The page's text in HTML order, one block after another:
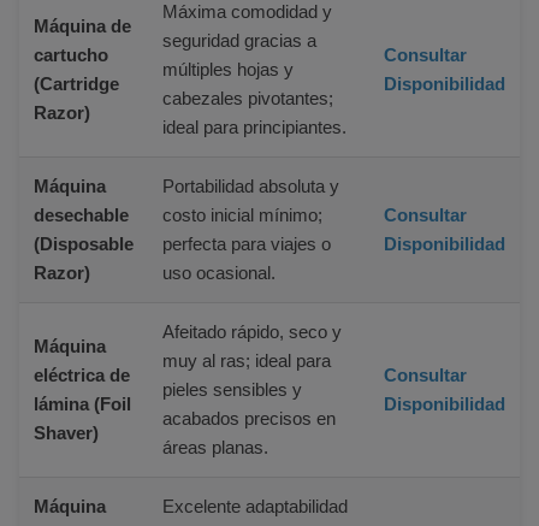
Máquina de
cartucho
(Cartridge
Razor)
Máxima comodidad y
seguridad gracias a
múltiples hojas y
cabezales pivotantes;
ideal para principiantes.
Consultar
Disponibilidad
Máquina
desechable
(Disposable
Razor)
Portabilidad absoluta y
costo inicial mínimo;
perfecta para viajes o
uso ocasional.
Consultar
Disponibilidad
Máquina
eléctrica de
lámina (Foil
Shaver)
Afeitado rápido, seco y
muy al ras; ideal para
pieles sensibles y
acabados precisos en
áreas planas.
Consultar
Disponibilidad
Máquina
Excelente adaptabilidad